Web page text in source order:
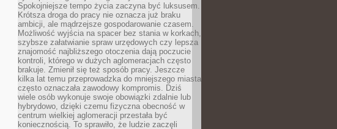
Spokojniejsze tempo życia zaczyna być luksusem.
Krótsza droga do pracy nie oznacza już braku
ambicji, ale mądrzejsze gospodarowanie czasem.
Możliwość wyjścia na spacer bez stania w korkach,
szybsze załatwianie spraw urzędowych czy lepsza
znajomość najbliższego otoczenia dają poczucie
kontroli, którego w dużych aglomeracjach często
brakuje. Zmienił się też sposób pracy. Jeszcze
kilka lat temu przeprowadzka do mniejszego miasta
często oznaczała zawodowy kompromis. Dziś
wiele osób wykonuje swoje obowiązki zdalnie lub
hybrydowo, dzięki czemu fizyczna obecność w
centrum wielkiej aglomeracji przestała być
koniecznością. To sprawiło, że ludzie zaczęli